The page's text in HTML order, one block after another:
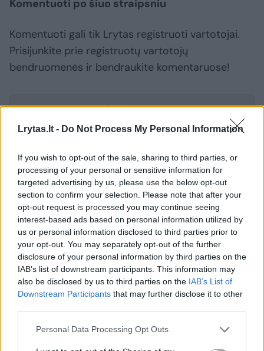
Lrytas.lt - Do Not Process My Personal Information
If you wish to opt-out of the sale, sharing to third parties, or
processing of your personal or sensitive information for
targeted advertising by us, please use the below opt-out
section to confirm your selection. Please note that after your
opt-out request is processed you may continue seeing
interest-based ads based on personal information utilized by
us or personal information disclosed to third parties prior to
your opt-out. You may separately opt-out of the further
disclosure of your personal information by third parties on the
IAB’s list of downstream participants. This information may
also be disclosed by us to third parties on the IAB’s List of
Downstream Participants that may further disclose it to other
Personal Data Processing Opt Outs
Komentuoti po šiuo straipsniu
Komentuoti gali tik Lrytas registruoti vartotojai.
Prisijunkite prie registruotų vartotojų
bendruomenės ir bendraukite komentaruose!
Rodyti komentarus